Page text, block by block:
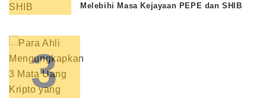
Melebihi Masa Kejayaan PEPE dan SHIB
3